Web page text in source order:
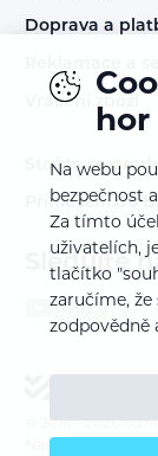
Doprava a
Reklamace a
Vrácení zboží
Staňte se
Přihlášení do
Sledujte
© 2016 – 2026
hor
Na webu
bezpečnost
Za tímto
uživatelích,
tlačítko
zaručíme,
zodpovědně